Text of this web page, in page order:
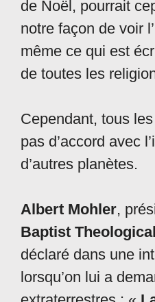
de Noël, pourrait
notre façon de voir
même ce qui est
de toutes les
Cependant, tous
pas d’accord avec
d’autres planètes.
Albert Mohler,
Baptist
déclaré dans une
lorsqu’on lui a